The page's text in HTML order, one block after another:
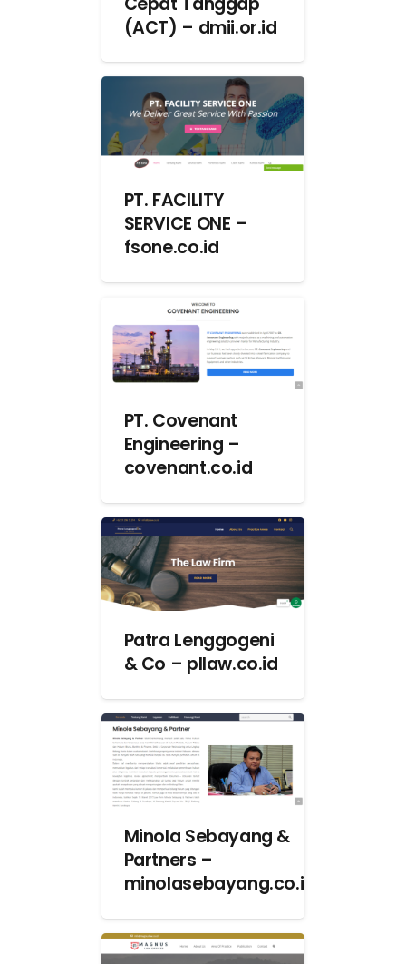
(ACT) – dmii.or.id
PT. FACILITY
SERVICE ONE –
fsone.co.id
PT. Covenant
Engineering –
covenant.co.id
Patra Lenggogeni
& Co – pllaw.co.id
Minola Sebayang &
Partners –
minolasebayang.co.id